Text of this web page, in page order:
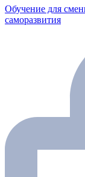
Обучение для
саморазвития